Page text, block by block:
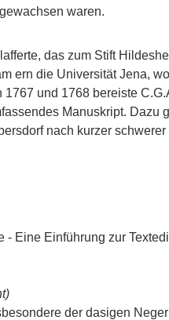
waren.
das zum Stift
ern die Universität Jena,
und 1768 bereiste
Manuskript.
nach kurzer
- Eine Einführung zur
der dasigen